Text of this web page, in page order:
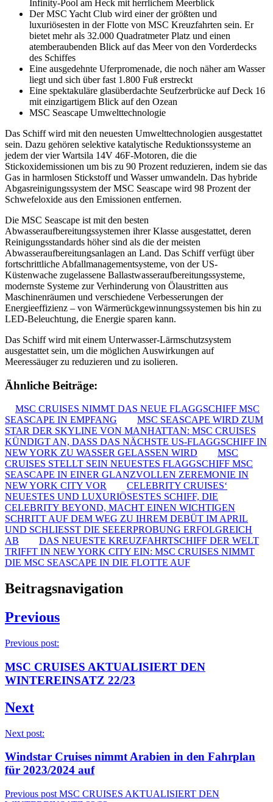
Infinity-Pool am Heck mit herrlichem Meerblick
Der MSC Yacht Club wird einer der größten und
luxuriösesten in der Flotte von MSC Kreuzfahrten sein. Er
bietet mehr als 32.000 Quadratmeter Platz und einen
atemberaubenden Blick auf das Meer von den Vorderdecks
des Schiffes
Eine ausgedehnte Uferpromenade, die noch näher am Wasser
liegt und sich über fast 1.800 Fuß erstreckt
Eine spektakuläre glasüberdachte Seufzerbrücke auf Deck 16
mit einzigartigem Blick auf den Ozean
MSC Seascape Umwelttechnologie
Das Schiff wird mit den neuesten Umwelttechnologien ausgestattet
sein. Dazu gehören selektive katalytische Reduktionssysteme an
jedem der vier Wartsila 14V 46F-Motoren, die die
Stickoxidemissionen um bis zu 90 Prozent reduzieren, indem sie das
Gas in harmlosen Stickstoff und Wasser umwandeln. Das hybride
Abgasreinigungssystem der MSC Seascape wird 98 Prozent der
Schwefeloxide aus den Emissionen entfernen.
Die MSC Seascape ist mit den besten
Abwasseraufbereitungssystemen ihrer Klasse ausgestattet, deren
Reinigungsstandards höher sind als die der meisten
Abwasseraufbereitungsanlagen an Land. Das Schiff verfügt über
fortschrittliche Abfallmanagementsysteme, von der US-
Küstenwache zugelassene Ballastwasseraufbereitungssysteme,
modernste Systeme zur Verhinderung von Ölaustritten aus
Maschinenräumen und verschiedene Verbesserungen der
Energieeffizienz – von Wärmerückgewinnungssystemen bis hin zu
LED-Beleuchtung, die Energie sparen kann.
Das Schiff wird mit einem Unterwasser-Lärmschutzsystem
ausgestattet sein, um die möglichen Auswirkungen auf
Meeressäuger zu reduzieren und zu isolieren.
Ähnliche Beiträge:
MSC CRUISES NIMMT DAS NEUE FLAGGSCHIFF MSC
SEASCAPE IN EMPFANG
MSC SEASCAPE WIRD ZUM
STAR DER SKYLINE VON MANHATTAN: MSC CRUISES
KÜNDIGT AN, DASS DAS NÄCHSTE US-FLAGGSCHIFF IN
NEW YORK ZU WASSER GELASSEN WIRD
MSC
CRUISES STELLT SEIN NEUESTES FLAGGSCHIFF MSC
SEASCAPE IN EINER GLANZVOLLEN ZEREMONIE IN
NEW YORK CITY VOR
CELEBRITY CRUISES‘
NEUESTES UND LUXURIÖSESTES SCHIFF, DIE
CELEBRITY BEYOND, MACHT EINEN WICHTIGEN
SCHRITT AUF DEM WEG ZU IHREM DEBÜT IM APRIL
UND SCHLIESST DIE SEEERPROBUNG ERFOLGREICH
AB
DAS NEUESTE KREUZFAHRTSCHIFF DER WELT
TRIFFT IN NEW YORK CITY EIN: MSC CRUISES NIMMT
DIE MSC SEASCAPE IN DIE FLOTTE AUF
Beitragsnavigation
Previous
Previous post:
MSC CRUISES AKTUALISIERT DEN
WINTEREINSATZ 22/23
Next
Next post:
Windstar Cruises nimmt Arabien in den Fahrplan
für 2023/2024 auf
Previous post MSC CRUISES AKTUALISIERT DEN